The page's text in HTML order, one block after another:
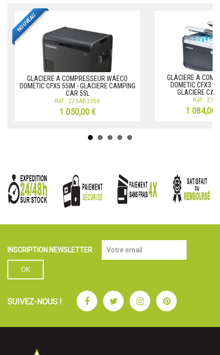
NOUVEAU
GLACIERE A COMPRESSEUR WAECO
DOMETIC CFX5 55IM - GLACIERE CAMPING
CAR 55L
Réf.: 273AB3356
1 050,00 €
GLACIERE A
DOMETIC CFX3
GLACIERE
Réf.:
1 084,00
INSCRIPTION NEWSLETTER
SUIVEZ-NOUS ! FacebookTwitterInstagramPinterest